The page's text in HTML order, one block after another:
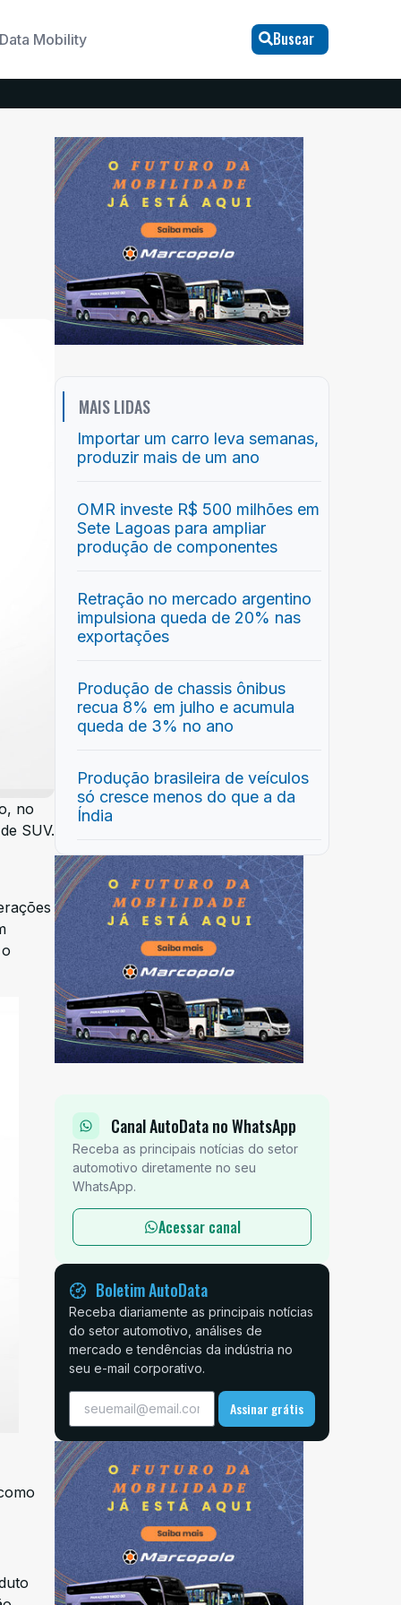
Mobility Buscar
no
SUV.
MAIS LIDAS
Importar um carro leva semanas,
produzir mais de um ano
OMR investe R$ 500 milhões em
Sete Lagoas para ampliar
produção de componentes
Retração no mercado argentino
impulsiona queda de 20% nas
exportações
Produção de chassis ônibus
recua 8% em julho e acumula
queda de 3% no ano
Produção brasileira de veículos
só cresce menos do que a da
Índia
Canal AutoData no WhatsApp
Receba as principais notícias do setor
automotivo diretamente no seu
WhatsApp.
Acessar canal
Boletim AutoData
Receba diariamente as principais notícias
do setor automotivo, análises de
mercado e tendências da indústria no
seu e-mail corporativo.
Assinar grátis